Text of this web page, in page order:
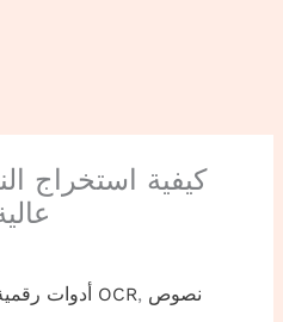
كيفية استخراج
أدوات تقنية OCR, نصوص